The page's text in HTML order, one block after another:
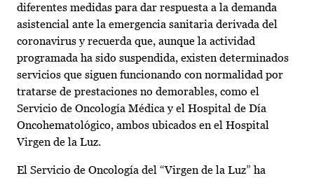
diferentes medidas para dar respuesta a la demanda
asistencial ante la emergencia sanitaria derivada del
coronavirus y recuerda que, aunque la actividad
programada ha sido suspendida, existen determinados
servicios que siguen funcionando con normalidad por
tratarse de prestaciones no demorables, como el
Servicio de Oncología Médica y el Hospital de Día
Oncohematológico, ambos ubicados en el Hospital
Virgen de la Luz.
El Servicio de Oncología del “Virgen de la Luz” ha